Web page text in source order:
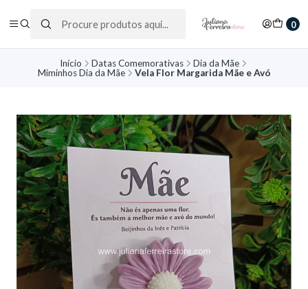
0
Início Datas Comemorativas
Dia da Mãe
Miminhos Dia da Mãe
Vela Flor Margarida Mãe e Avó